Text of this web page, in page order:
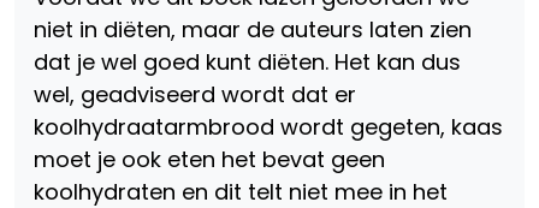
niet in diëten, maar de auteurs laten zien
dat je wel goed kunt diëten. Het kan dus
wel, geadviseerd wordt dat er
koolhydraatarmbrood wordt gegeten, kaas
moet je ook eten het bevat geen
koolhydraten en dit telt niet mee in het